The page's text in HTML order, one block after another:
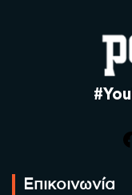
Επικοινωνία